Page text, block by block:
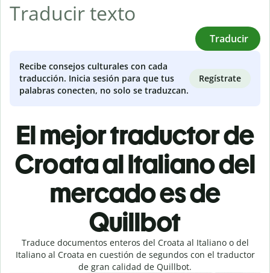
Traducir
Recibe consejos culturales con cada
traducción. Inicia sesión para que tus
palabras conecten, no solo se traduzcan.
Regístrate
El mejor traductor de
Croata al Italiano del
mercado es de
Quillbot
Traduce documentos enteros del Croata al Italiano o del
Italiano al Croata en cuestión de segundos con el traductor
de gran calidad de Quillbot.